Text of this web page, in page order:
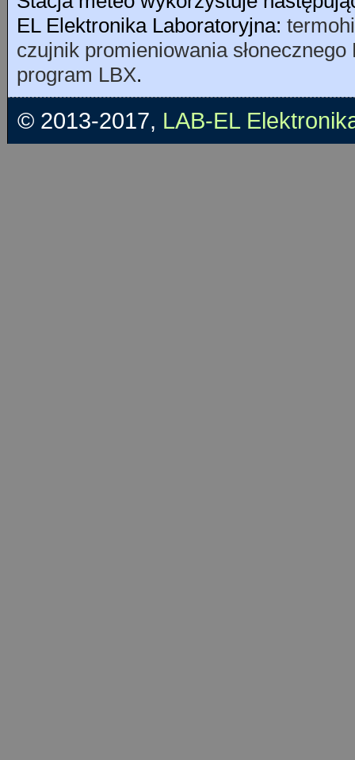
EL Elektronika Laboratoryjna:
czujnik promieniowania słonecznego
program LBX.
© 2013-2017, LAB-EL